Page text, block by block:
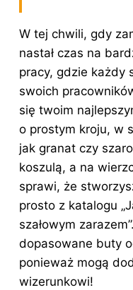
W tej chwili, gdy
nastał czas na
pracy, gdzie każdy
swoich
się twoim
o prostym kroju, w
jak granat czy
koszulą, a na
sprawi, że
prosto z katalogu
szałowym
dopasowane buty
ponieważ mogą
wizerunkowi!